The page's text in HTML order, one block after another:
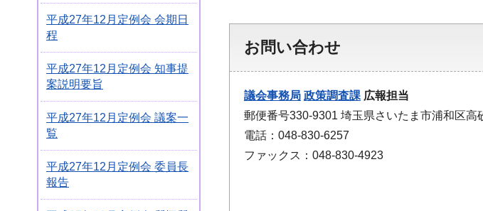
平成27年12月定例会 会期日
程
平成27年12月定例会 知事提
案説明要旨
平成27年12月定例会 議案一
覧
平成27年12月定例会 委員長
報告
お問い合わせ
議会事務局 政策調査課 広報担当
郵便番号330-9301 埼玉県さいたま市浦和区高
電話：048-830-6257
ファックス：048-830-4923